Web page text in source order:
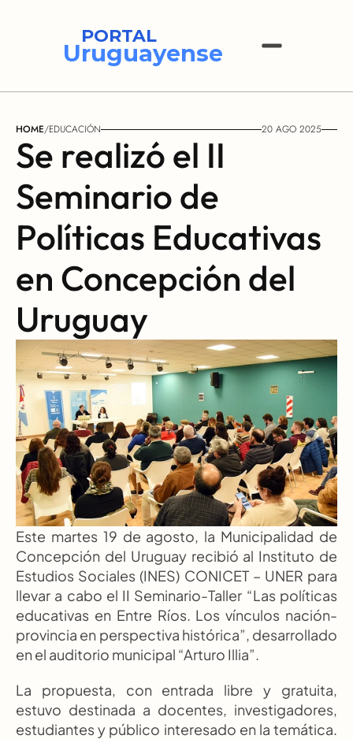
PORTAL
Uruguayense
HOME/EDUCACIÓN 20 AGO 2025
Se realizó el II
Seminario de
Políticas Educativas
en Concepción del
Uruguay
Este martes 19 de agosto, la Municipalidad de
Concepción del Uruguay recibió al Instituto de
Estudios Sociales (INES) CONICET – UNER para
llevar a cabo el II Seminario-Taller “Las políticas
educativas en Entre Ríos. Los vínculos nación-
provincia en perspectiva histórica”, desarrollado
en el auditorio municipal “Arturo Illia”.
La propuesta, con entrada libre y gratuita,
estuvo destinada a docentes, investigadores,
estudiantes y público interesado en la temática.